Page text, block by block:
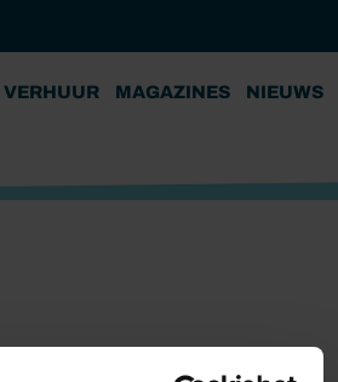
VERHUUR MAGAZINES NIEUWS